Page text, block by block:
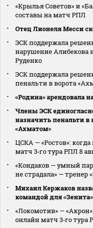
«Крылья Советов» и
составы на матч РПЛ
Отец Лионеля Месси
ЭСК поддержала
нарушение Алибекова
Руденко
ЭСК поддержала
пенальти в ворота
«Родина» арендовала
Члены ЭСК
назначить пенальти в
«Ахматом»
ЦСКА — «Ростов»:
матч 3‑го тура РПЛ 8
«Кондаков — умный
не страдала» —
Михаил Кержаков
командой для «Зенита»
«Локомотив» —
онлайн матч 3‑го тура